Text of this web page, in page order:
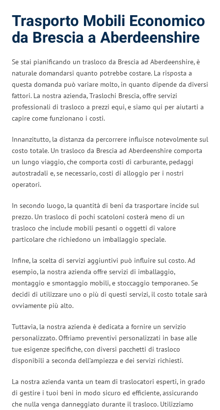
Trasporto Mobili Economico
da Brescia a Aberdeenshire
Se stai pianificando un trasloco da Brescia ad Aberdeenshire, è
naturale domandarsi quanto potrebbe costare. La risposta a
questa domanda può variare molto, in quanto dipende da diversi
fattori. La nostra azienda, Traslochi Brescia, offre servizi
professionali di trasloco a prezzi equi, e siamo qui per aiutarti a
capire come funzionano i costi.
Innanzitutto, la distanza da percorrere influisce notevolmente sul
costo totale. Un trasloco da Brescia ad Aberdeenshire comporta
un lungo viaggio, che comporta costi di carburante, pedaggi
autostradali e, se necessario, costi di alloggio per i nostri
operatori.
In secondo luogo, la quantità di beni da trasportare incide sul
prezzo. Un trasloco di pochi scatoloni costerà meno di un
trasloco che include mobili pesanti o oggetti di valore
particolare che richiedono un imballaggio speciale.
Infine, la scelta di servizi aggiuntivi può influire sul costo. Ad
esempio, la nostra azienda offre servizi di imballaggio,
montaggio e smontaggio mobili, e stoccaggio temporaneo. Se
decidi di utilizzare uno o più di questi servizi, il costo totale sarà
ovviamente più alto.
Tuttavia, la nostra azienda è dedicata a fornire un servizio
personalizzato. Offriamo preventivi personalizzati in base alle
tue esigenze specifiche, con diversi pacchetti di trasloco
disponibili a seconda dell’ampiezza e dei servizi richiesti.
La nostra azienda vanta un team di traslocatori esperti, in grado
di gestire i tuoi beni in modo sicuro ed efficiente, assicurando
che nulla venga danneggiato durante il trasloco. Utilizziamo